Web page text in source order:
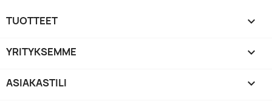
TUOTTEET 
YRITYKSEMME 
ASIAKASTILI 